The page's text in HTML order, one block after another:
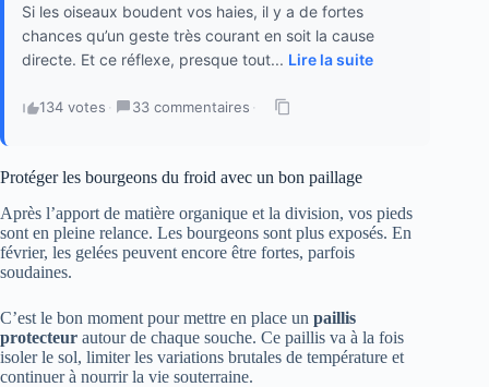
Si les oiseaux boudent vos haies, il y a de fortes
chances qu’un geste très courant en soit la cause
directe. Et ce réflexe, presque tout... Lire la suite
134 votes · 33 commentaires ·
Protéger les bourgeons du froid avec un bon paillage
Après l’apport de matière organique et la division, vos pieds
sont en pleine relance. Les bourgeons sont plus exposés. En
février, les gelées peuvent encore être fortes, parfois
soudaines.
C’est le bon moment pour mettre en place un paillis
protecteur autour de chaque souche. Ce paillis va à la fois
isoler le sol, limiter les variations brutales de température et
continuer à nourrir la vie souterraine.